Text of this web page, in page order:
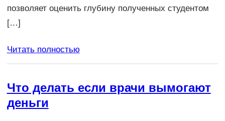
позволяет оценить глубину полученных студентом
[…]
Читать полностью
Что делать если врачи вымогают
деньги